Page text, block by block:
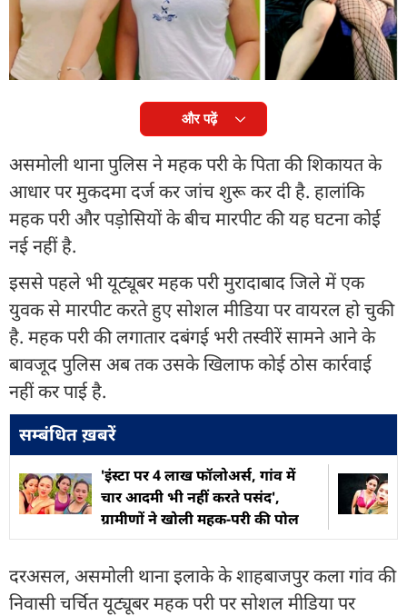
हाथ में डंडा लेकर पड़ोसियों से भिड़ गईं. इस मारपीट में महक
परी के पिता सरफराज और दूसरे पक्ष के तीन लोग गंभीर रूप
से घायल हुए हैं.
और पढ़ें
असमोली थाना पुलिस ने महक परी के पिता की शिकायत के
आधार पर मुकदमा दर्ज कर जांच शुरू कर दी है. हालांकि
महक परी और पड़ोसियों के बीच मारपीट की यह घटना कोई
नई नहीं है.
इससे पहले भी यूट्यूबर महक परी मुरादाबाद जिले में एक
युवक से मारपीट करते हुए सोशल मीडिया पर वायरल हो चुकी
है. महक परी की लगातार दबंगई भरी तस्वीरें सामने आने के
बावजूद पुलिस अब तक उसके खिलाफ कोई ठोस कार्रवाई
नहीं कर पाई है.
सम्बंधित ख़बरें
'इंस्टा पर 4 लाख फॉलोअर्स, गांव में
चार आदमी भी नहीं करते पसंद',
ग्रामीणों ने खोली महक-परी की पोल
दरअसल, असमोली थाना इलाके के शाहबाजपुर कला गांव की
निवासी चर्चित यूट्यूबर महक परी पर सोशल मीडिया पर